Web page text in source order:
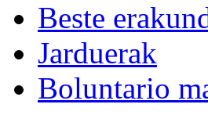
Beste
Jarduerak
Boluntario